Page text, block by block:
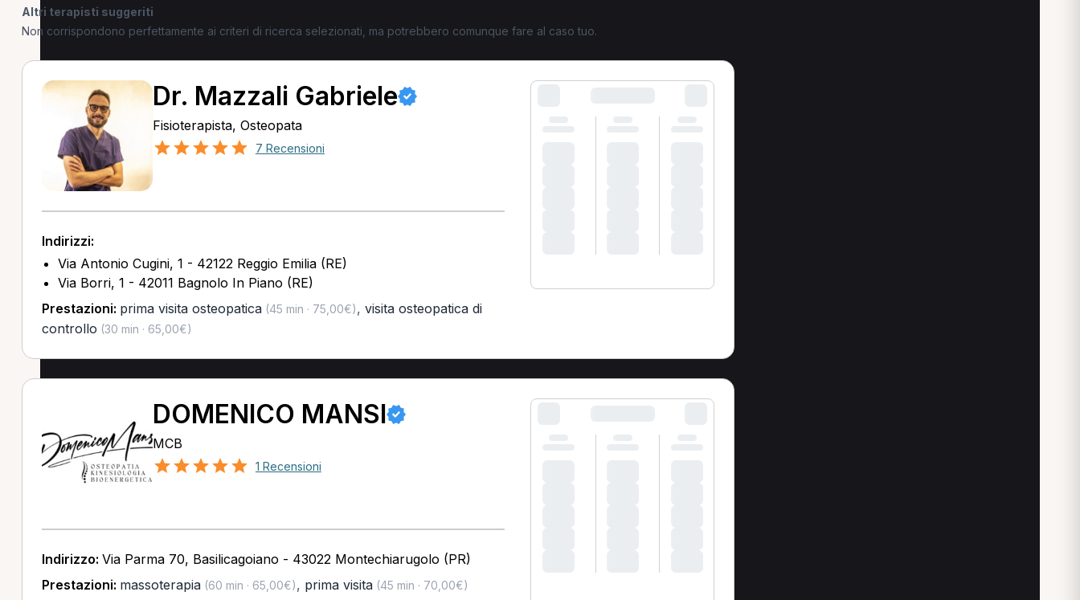
Altri terapisti suggeriti
Non corrispondono perfettamente ai criteri di ricerca selezionati, ma potrebbero comunque fare al caso tuo.
Dr. Mazzali Gabriele
Fisioterapista, Osteopata
7 Recensioni
Indirizzi:
Via Antonio Cugini, 1 - 42122 Reggio Emilia (RE)
Via Borri, 1 - 42011 Bagnolo In Piano (RE)
Prestazioni: prima visita osteopatica(45 min · 75,00€), visita osteopatica di
controllo (30 min · 65,00€)
DOMENICO MANSI
MCB
1 Recensioni
Indirizzo: Via Parma 70, Basilicagoiano - 43022 Montechiarugolo (PR)
Prestazioni: massoterapia(60 min · 65,00€), prima visita(45 min · 70,00€)